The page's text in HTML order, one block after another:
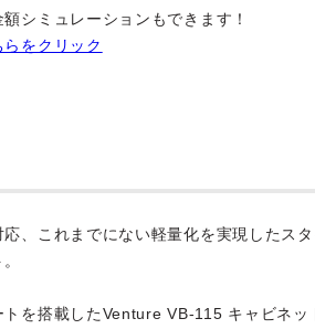
シミュレーションもできます！
らをクリック
、これまでにない軽量化を実現したス
を搭載したVenture VB-115 キャビネッ